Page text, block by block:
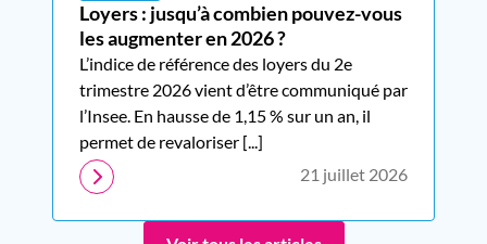
Loyers : jusqu’à combien pouvez-vous
les augmenter en 2026 ?
L’indice de référence des loyers du 2e
trimestre 2026 vient d’être communiqué par
l’Insee. En hausse de 1,15 % sur un an, il
permet de revaloriser [...]
21 juillet 2026